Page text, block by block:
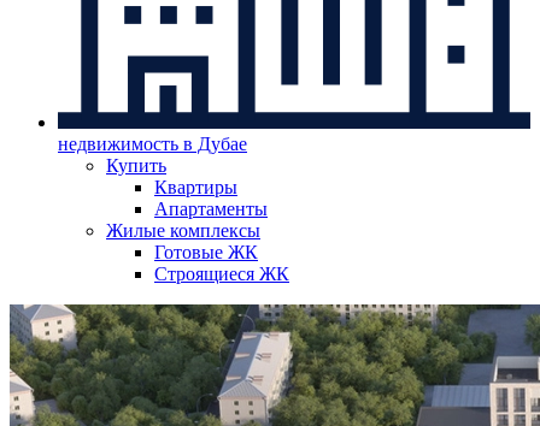
недвижимость в Дубае
Купить
Квартиры
Апартаменты
Жилые комплексы
Готовые ЖК
Строящиеся ЖК